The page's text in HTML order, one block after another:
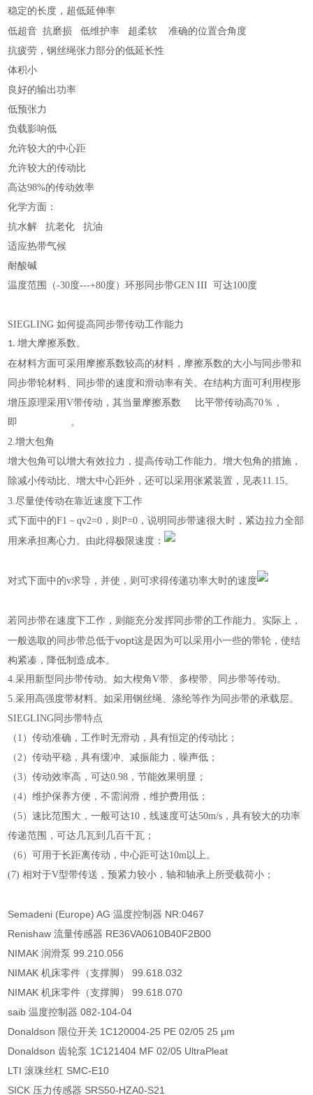
稳定的长度，超低延伸率
低超音 抗磨损 低维护率 超柔软 准确的位置合角度
抗疲劳，钢丝绳张力部分的低延长性
体积小
良好的输出功率
低预张力
负载影响低
允许较大的中心距
允许较大的传动比
高达98%的传动效率
化学方面：
抗水解 抗老化 抗油
适应热带气候
耐酸碱
温度范围（-30度---+80度）环形同步带GEN III 可达100度
SIEGLING 如何提高同步带传动工作能力
1.增大摩擦系数。
在材料方面可采用摩擦系数较高的材料，摩擦系数的大小与同步带和
同步带轮材料、同步带的速度和滑动率有关。在结构方面可利用楔形
增压原理采用V带传动，其当量摩擦系数 比平带传动高70％，
即 。
2.增大包角
增大包角可以增大有效拉力，提高传动工作能力。增大包角的措施，
除减小传动比、增大中心距外，还可以采用张紧装置，见表11.15。
3.尽量使传动在靠近速度下工作
式下面中的F1－qv2=0，则P=0，说明同步带速很大时，紧边拉力全部
用来承担离心力。由此得极限速度：
对式下面中的v求导，并使，则可求得传递功率大时的速度
若同步带在速度下工作，则能充分发挥同步带的工作能力。实际上，
一般选取的同步带总低于vopt这是因为可以采用小一些的带轮，使结
构紧凑，降低制造成本。
4.采用新型同步带传动。如大楔角V带、多楔带、同步带等传动。
5.采用高强度带材料。如采用钢丝绳、涤纶等作为同步带的承载层。
SIEGLING同步带特点
（1）传动准确，工作时无滑动，具有恒定的传动比；
（2）传动平稳，具有缓冲、减振能力，噪声低；
（3）传动效率高，可达0.98，节能效果明显；
（4）维护保养方便，不需润滑，维护费用低；
（5）速比范围大，一般可达10，线速度可达50m/s，具有较大的功率
传递范围，可达几瓦到几百千瓦；
（6）可用于长距离传动，中心距可达10m以上。
(7) 相对于V型带传送，预紧力较小，轴和轴承上所受载荷小；
Semadeni (Europe) AG 温度控制器 NR:0467
Renishaw 流量传感器 RE36VA0610B40F2B00
NIMAK 润滑泵 99.210.056
NIMAK 机床零件（支撑脚） 99.618.032
NIMAK 机床零件（支撑脚） 99.618.070
saib 温度控制器 082-104-04
Donaldson 限位开关 1C120004-25 PE 02/05 25 μm
Donaldson 齿轮泵 1C121404 MF 02/05 UltraPleat
LTI 滚珠丝杠 SMC-E10
SICK 压力传感器 SRS50-HZA0-S21